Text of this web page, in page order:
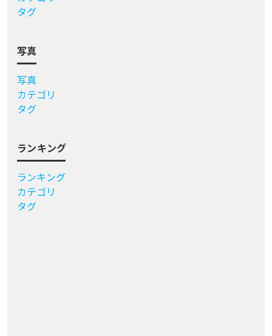
タグ
写真
写真
カテゴリ
タグ
ランキング
ランキング
カテゴリ
タグ